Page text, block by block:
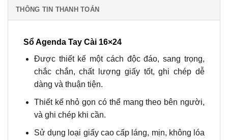
THÔNG TIN THANH TOÁN
Sổ Agenda Tay Cài 16×24
Được thiết kế một cách độc đáo, sang trọng,
chắc chắn, chất lượng giấy tốt, ghi chép dễ
dàng và thuận tiện.
Thiết kế nhỏ gọn có thể mang theo bên người,
và ghi chép khi cần.
Sử dụng loại giấy cao cấp láng, mịn, không lóa